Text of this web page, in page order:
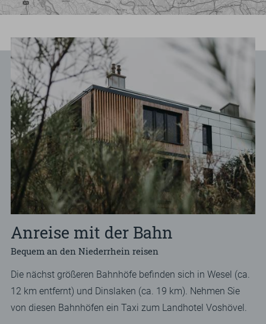
Anreise mit der Bahn
Bequem an den Niederrhein reisen
Die nächst größeren Bahnhöfe befinden sich in Wesel (ca.
12 km entfernt) und Dinslaken (ca. 19 km). Nehmen Sie
von diesen Bahnhöfen ein Taxi zum Landhotel Voshövel.